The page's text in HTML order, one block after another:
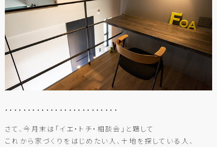
・・・・・・・・・・・・・・・・・・・・・・・・・
さて、今月末は「イエ・トチ・相談会」と題して
これから家づくりをはじめたい人、土地を探している人、